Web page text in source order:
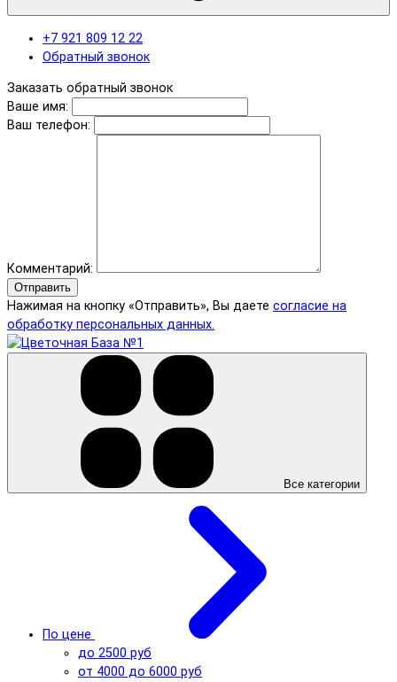
+7 921 809 12 22
Обратный звонок
Заказать обратный звонок
Ваше имя:
Ваш телефон:
Комментарий:
Отправить
Нажимая на кнопку «Отправить», Вы даете согласие на
обработку персональных данных.
Все категории
По цене
до 2500 руб
от 4000 до 6000 руб